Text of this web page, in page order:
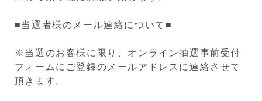
■当選者様のメール連絡について■
※当選のお客様に限り、オンライン抽選事前受付
フォームにご登録のメールアドレスに連絡させて
頂きます。